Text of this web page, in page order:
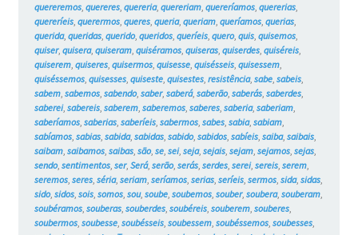
quereremos, quereres, quereria, quereriam, quereríamos, quererias,
quereríeis, querermos, queres, queria, queriam, queríamos, querias,
querida, queridas, querido, queridos, queríeis, quero, quis, quisemos,
quiser, quisera, quiseram, quiséramos, quiseras, quiserdes, quiséreis,
quiserem, quiseres, quisermos, quisesse, quisésseis, quisessem,
quiséssemos, quisesses, quiseste, quisestes, resistência, sabe, sabeis,
sabem, sabemos, sabendo, saber, saberá, saberão, saberás, saberdes,
saberei, sabereis, saberem, saberemos, saberes, saberia, saberiam,
saberíamos, saberias, saberíeis, sabermos, sabes, sabia, sabiam,
sabíamos, sabias, sabida, sabidas, sabido, sabidos, sabíeis, saiba, saibais,
saibam, saibamos, saibas, são, se, sei, seja, sejais, sejam, sejamos, sejas,
sendo, sentimentos, ser, Será, serão, serás, serdes, serei, sereis, serem,
seremos, seres, séria, seriam, seríamos, serias, seríeis, sermos, sida, sidas,
sido, sidos, sois, somos, sou, soube, soubemos, souber, soubera, souberam,
soubéramos, souberas, souberdes, soubéreis, souberem, souberes,
soubermos, soubesse, soubésseis, soubessem, soubéssemos, soubesses,